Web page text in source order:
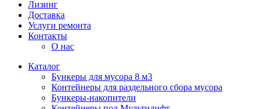
Лизинг
Доставка
Услуги ремонта
Контакты
О нас
Каталог
Бункеры для мусора 8 м3
Контейнеры для раздельного сбора мусора
Бункеры-накопители